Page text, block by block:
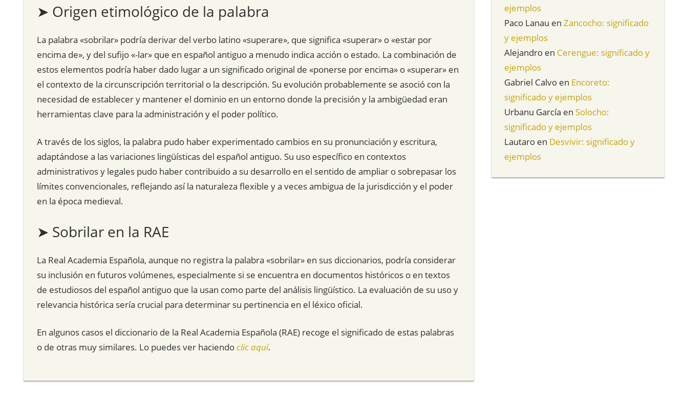
➤ Origen etimológico de la palabra
La palabra «sobrilar» podría derivar del verbo latino «superare», que significa «superar» o «estar por
encima de», y del sufijo «-lar» que en español antiguo a menudo indica acción o estado. La combinación de
estos elementos podría haber dado lugar a un significado original de «ponerse por encima» o «superar» en
el contexto de la circunscripción territorial o la descripción. Su evolución probablemente se asoció con la
necesidad de establecer y mantener el dominio en un entorno donde la precisión y la ambigüedad eran
herramientas clave para la administración y el poder político.
A través de los siglos, la palabra pudo haber experimentado cambios en su pronunciación y escritura,
adaptándose a las variaciones lingüísticas del español antiguo. Su uso específico en contextos
administrativos y legales pudo haber contribuido a su desarrollo en el sentido de ampliar o sobrepasar los
límites convencionales, reflejando así la naturaleza flexible y a veces ambigua de la jurisdicción y el poder
en la época medieval.
➤ Sobrilar en la RAE
La Real Academia Española, aunque no registra la palabra «sobrilar» en sus diccionarios, podría considerar
su inclusión en futuros volúmenes, especialmente si se encuentra en documentos históricos o en textos
de estudiosos del español antiguo que la usan como parte del análisis lingüístico. La evaluación de su uso y
relevancia histórica sería crucial para determinar su pertinencia en el léxico oficial.
En algunos casos el diccionario de la Real Academia Española (RAE) recoge el significado de estas palabras
o de otras muy similares. Lo puedes ver haciendoclic aquí.
ejemplos
Paco Lanau enZancocho: significado
y ejemplos
Alejandro en Cerengue: significado y
ejemplos
Gabriel Calvo en Encoreto:
significado y ejemplos
Urbanu García enSolocho:
significado y ejemplos
Lautaro en Desvivir: significado y
ejemplos